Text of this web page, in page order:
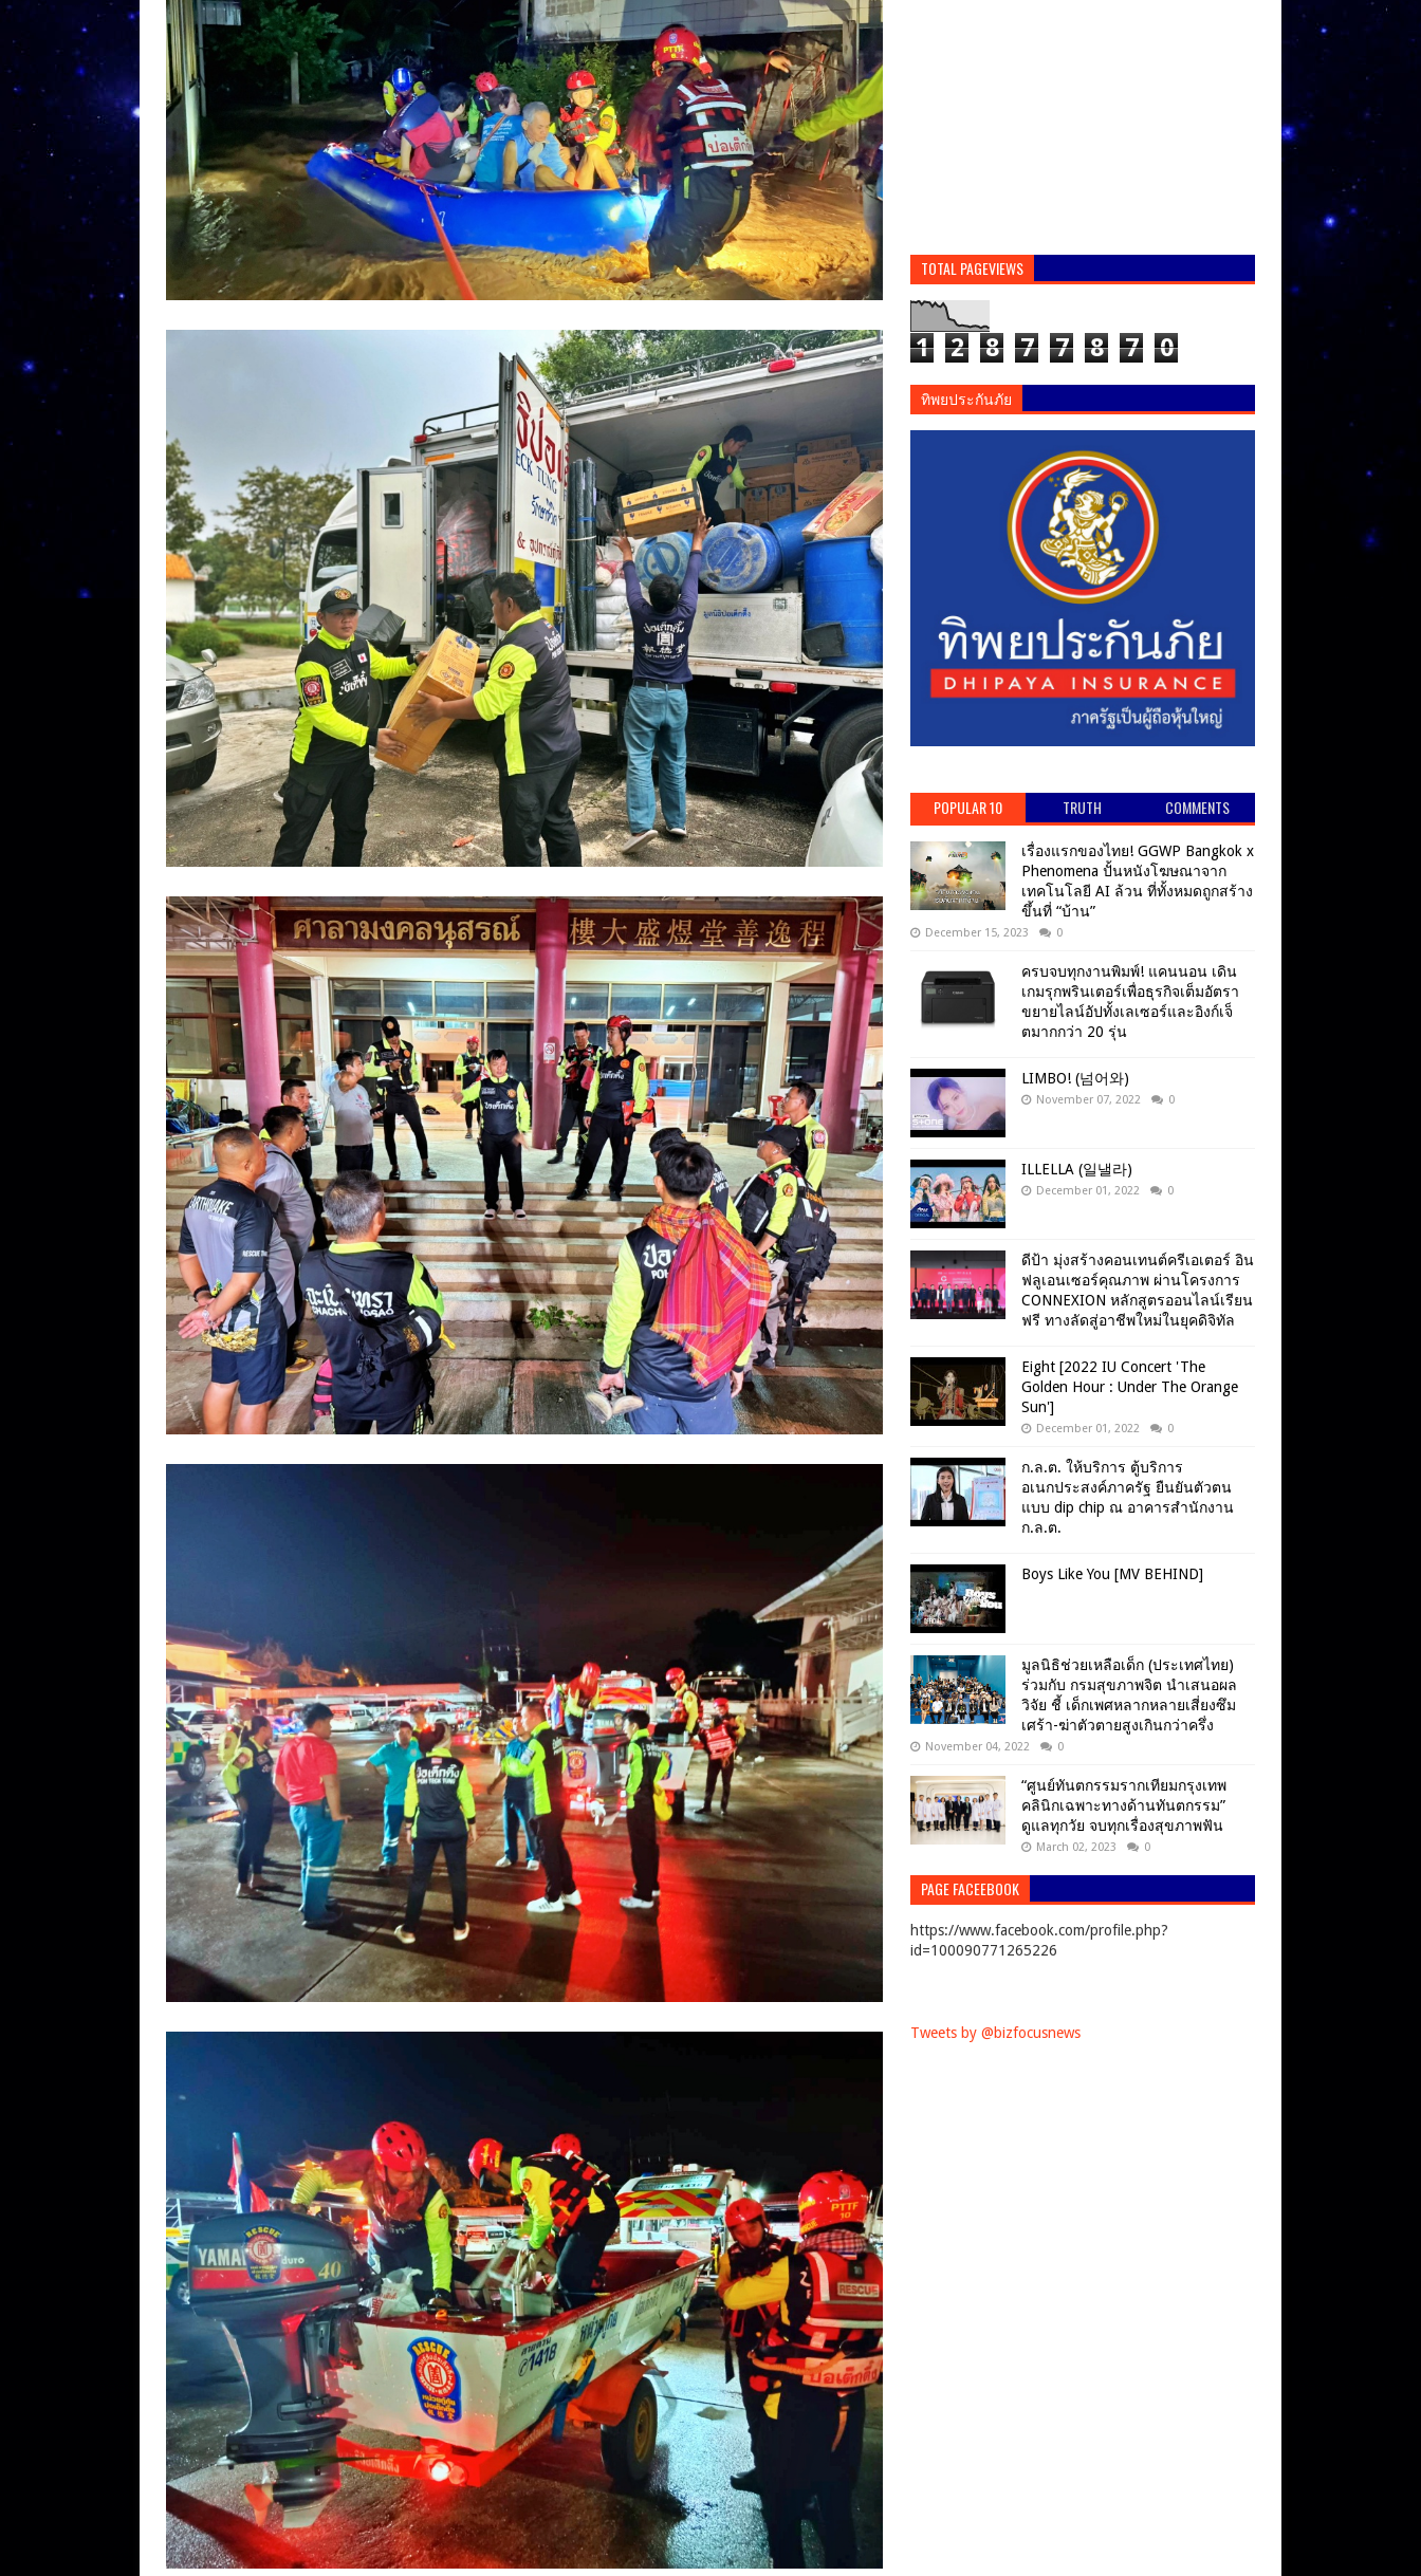
TOTAL PAGEVIEWS
1 2 8 7 7 8 7 0
ทิพยประกันภัย
POPULAR 10 TRUTH COMMENTS
เรื่องแรกของไทย! GGWP Bangkok x
Phenomena ปั้นหนังโฆษณาจาก
เทคโนโลยี AI ล้วน ที่ทั้งหมดถูกสร้าง
ขึ้นที่ “บ้าน”
December 15, 2023 0
ครบจบทุกงานพิมพ์! แคนนอน เดิน
เกมรุกพรินเตอร์เพื่อธุรกิจเต็มอัตรา
ขยายไลน์อัปทั้งเลเซอร์และอิงก์เจ็
ตมากกว่า 20 รุ่น
LIMBO! (넘어와)
November 07, 2022 0
ILLELLA (일낼라)
December 01, 2022 0
ดีป้า มุ่งสร้างคอนเทนต์ครีเอเตอร์ อิน
ฟลูเอนเซอร์คุณภาพ ผ่านโครงการ
CONNEXION หลักสูตรออนไลน์เรียน
ฟรี ทางลัดสู่อาชีพใหม่ในยุคดิจิทัล
Eight [2022 IU Concert 'The
Golden Hour : Under The Orange
Sun']
December 01, 2022 0
ก.ล.ต. ให้บริการ ตู้บริการ
อเนกประสงค์ภาครัฐ ยืนยันตัวตน
แบบ dip chip ณ อาคารสำนักงาน
ก.ล.ต.
Boys Like You [MV BEHIND]
มูลนิธิช่วยเหลือเด็ก (ประเทศไทย)
ร่วมกับ กรมสุขภาพจิต นำเสนอผล
วิจัย ชี้ เด็กเพศหลากหลายเสี่ยงซึม
เศร้า-ฆ่าตัวตายสูงเกินกว่าครึ่ง
November 04, 2022 0
“ศูนย์ทันตกรรมรากเทียมกรุงเทพ
คลินิกเฉพาะทางด้านทันตกรรม”
ดูแลทุกวัย จบทุกเรื่องสุขภาพฟัน
March 02, 2023 0
PAGE FACEEBOOK
https://www.facebook.com/profile.php?
id=100090771265226
Tweets by @bizfocusnews